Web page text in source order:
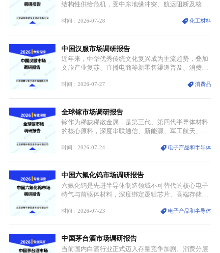
结构性供给危机，受中东地缘冲突、航运阻断及核心
停产，行业长期维持寡头垄断的供应链格局彻底瓦
价无市”的供给真空，并沿高频覆铜板、PCB电路板向
AI服务器、5G基站等高端电子终端持续传导，全产业
链生产、成本、交付均承受巨大压力。
时间：2026-07-28 化工材料
中国汉服市场调研报告
近年来，中华优秀传统文化复兴成为主流趋势，叠加
文旅产业复苏、直播电商等新零售渠道普及、消费群
服不再局限于传统节日、古风活动等小众场景，逐步
重要载体。同时，行业标准落地、生产技术升级、原
创设计能力提升，进一步夯实产业发展根基，吸引传
统服饰品牌、文旅企业等跨界入局，市场活力持续释
时间：2026-07-27 消费品
全球镓市场调研报告
镓作为稀缺稀散金属，是第三代、第四代半导体材料
的核心原料，深度串联通信、新能源、军工航天、光
与大国科技博弈的关键战略资源。镓并非传统大宗金
领域渗透”的战略体系，成为全球科技产业运转的刚
需资源。
时间：2026-07-24 电子产品和半导体
中国六氟化钨市场调研报告
六氟化钨是先进半导体制造领域不可替代的核心电子
特气与前驱体材料，深度绑定逻辑芯片、高端存储芯
沉积（CVD）、原子层沉积（ALD）工艺专用前驱体
密制造流程。
时间：2026-07-23 电子产品和半导体
中国茅台酒市场调研报告
当前国内白酒行业正式迈入存量竞争加剧、消费分层